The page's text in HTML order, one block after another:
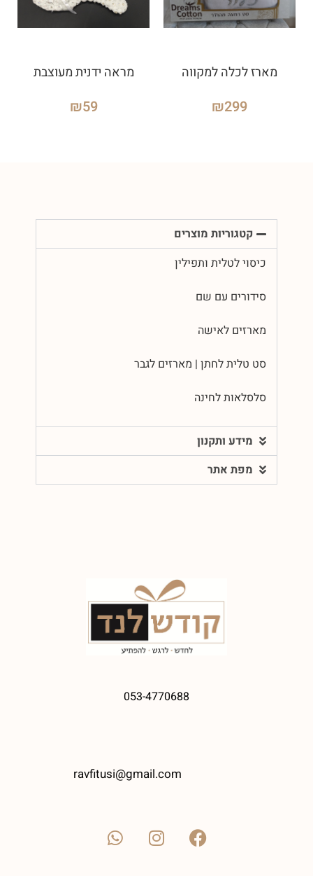
מארז לכלה למקווה
₪299
מראה ידנית מעוצבת
₪59
קטגוריות מוצרים
כיסוי לטלית ותפילין
סידורים עם שם
מארזים לאישה
סט טלית לחתן | מארזים לגבר
סלסלאות לחינה
מידע ותקנון
מפת אתר
053-4770688